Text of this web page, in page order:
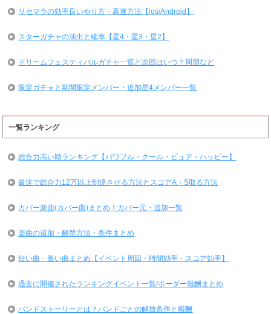
リセマラの効率良いやり方・高速方法【ios/Android】
スターガチャの演出と確率【星4・星3・星2】
ドリームフェスティバルガチャ一覧と次回はいつ？周期など
限定ガチャと期間限定メンバー・追加星4メンバー一覧
一覧ランキング
総合力高い順ランキング【パワフル・クール・ピュア・ハッピー】
最速で総合力12万以上到達させる方法とスコアA・S取る方法
カバー楽曲(カバー曲)まとめ！カバー元・追加一覧
楽曲の追加・解禁方法・条件まとめ
短い曲・長い曲まとめ【イベント周回・時間効率・スコア効率】
過去に開催されたランキングイベント一覧/ボーダー報酬まとめ
バンドストーリーとは？バンドごとの解放条件と報酬